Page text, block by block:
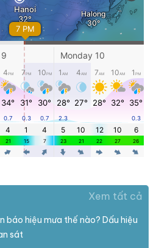
Xem tất cả
báo hiệu mưa thế nào? Dấu hiệu
sát